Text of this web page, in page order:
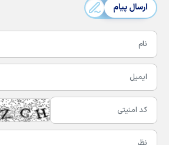
ارسال پیام